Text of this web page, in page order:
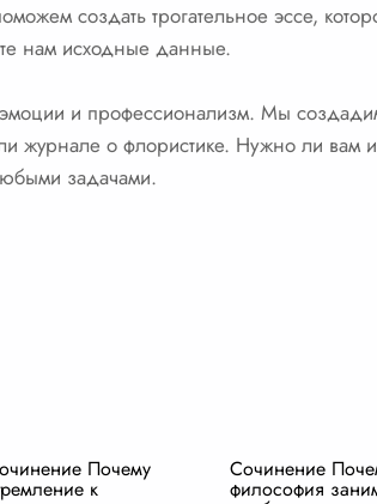
создать трогательное эссе,
нам исходные данные.
и профессионализм. Мы
журнале о флористике. Нужно ли вам
задачами.
Почему
к
Сочинение
философия